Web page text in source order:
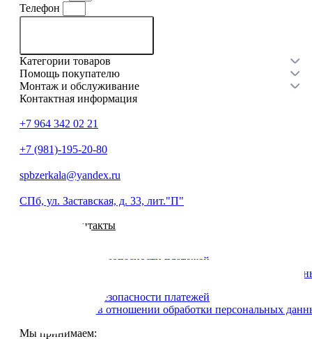
Телефон
Категории товаров
Помощь покупателю
Монтаж и обслуживание
Контактная информация
+7 964 342 02 21
+7 (981)-195-20-80
spbzerkala@yandex.ru
СПб, ул. Заставская, д. 33, лит."П"
Наши контакты
Политика безопасности платежей
Политика в отношении обработки персональных
Политика безопасности платежей
Политика в отношении обработки персональных
Мы принимаем: